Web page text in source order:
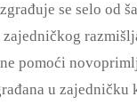
se selo od
pomoći
u zajedničku